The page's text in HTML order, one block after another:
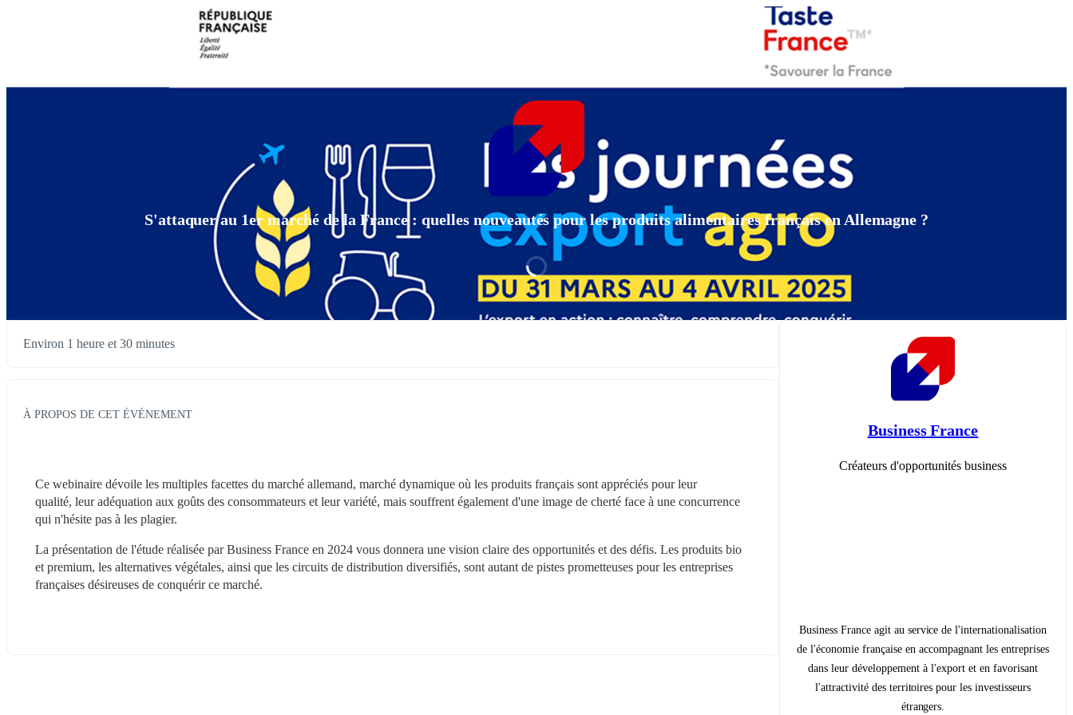
S'attaquer au 1er marché de la France : quelles nouveautés pour les produits alimentaires français en Allemagne ?
Environ 1 heure et 30 minutes
À PROPOS DE CET ÉVÉNEMENT
Ce webinaire dévoile les multiples facettes du marché allemand, marché dynamique où les produits français sont appréciés pour leur
qualité, leur adéquation aux goûts des consommateurs et leur variété, mais souffrent également d'une image de cherté face à une concurrence
qui n'hésite pas à les plagier.
La présentation de l'étude réalisée par Business France en 2024 vous donnera une vision claire des opportunités et des défis. Les produits bio
et premium, les alternatives végétales, ainsi que les circuits de distribution diversifiés, sont autant de pistes prometteuses pour les entreprises
françaises désireuses de conquérir ce marché.
Business France
Créateurs d'opportunités business
Business France agit au service de l'internationalisation
de l'économie française en accompagnant les entreprises
dans leur développement à l'export et en favorisant
l'attractivité des territoires pour les investisseurs
étrangers.